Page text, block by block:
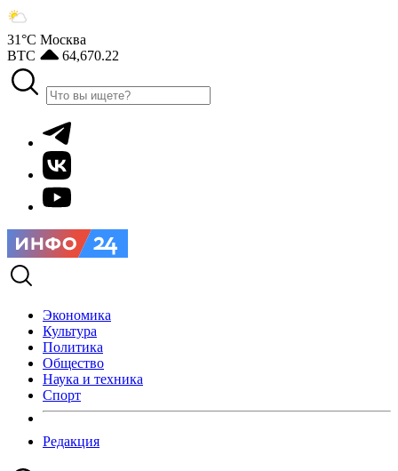
31°С Москва
BTC
64,670.22
Экономика
Культура
Политика
Общество
Наука и техника
Спорт
Редакция